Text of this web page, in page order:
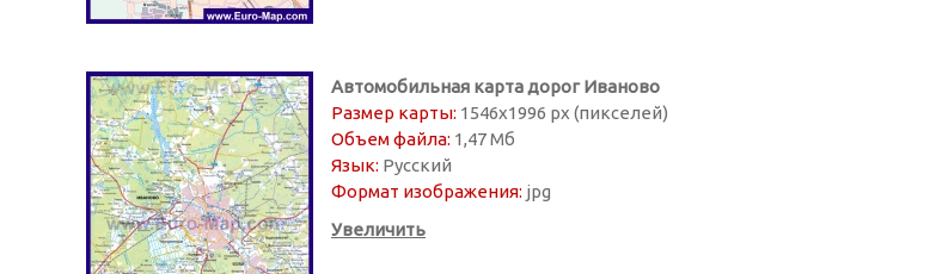
Автомобильная карта дорог Иваново
Размер карты: 1546х1996 px (пикселей)
Объем файла: 1,47 Мб
Язык: Русский
Формат изображения: jpg
Увеличить